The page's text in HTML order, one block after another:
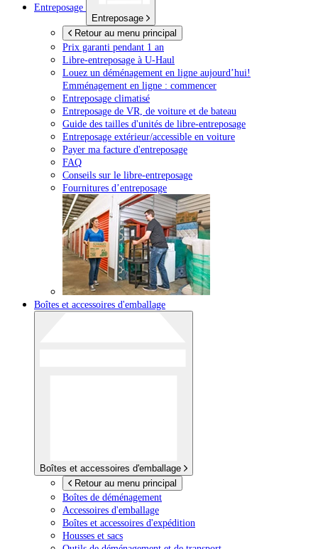
Entreposage
Entreposage
Retour au menu principal
Prix garanti pendant 1 an
Libre-entreposage à U-Haul
Louez un déménagement en ligne aujourd’hui!
Emménagement en ligne : commencer
Entreposage climatisé
Entreposage de VR, de voiture et de bateau
Guide des tailles d'unités de libre-entreposage
Entreposage extérieur/accessible en voiture
Payer ma facture d'entreposage
FAQ
Conseils sur le libre-entreposage
Fournitures d’entreposage
Boîtes et accessoires d'emballage
Boîtes et accessoires d'emballage
Retour au menu principal
Boîtes de déménagement
Accessoires d'emballage
Boîtes et accessoires d'expédition
Housses et sacs